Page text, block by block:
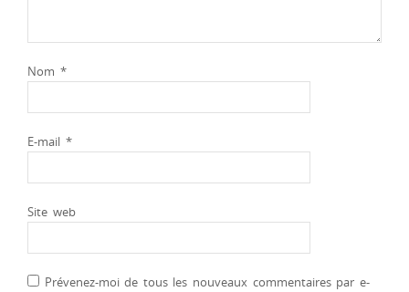
Nom *
E-mail *
Site web
Prévenez-moi de tous les nouveaux commentaires par e-